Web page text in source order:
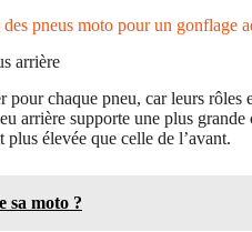
pneus moto pour un gonflage
arrière
pour chaque pneu, car leurs
arrière supporte une plus
plus élevée que celle de l’avant.
sa moto ?